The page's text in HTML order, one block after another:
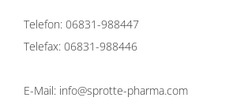
Telefon: 06831-988447
Telefax: 06831-988446
E-Mail: info@sprotte-pharma.com